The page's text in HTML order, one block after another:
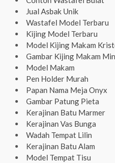
Jual Asbak Unik
Wastafel Model Terbaru
Kijing Model Terbaru
Model Kijing Makam
Gambar Kijing Makam
Model Makam
Pen Holder Murah
Papan Nama Meja Onyx
Gambar Patung Pieta
Kerajinan Batu Marmer
Kerajinan Vas Bunga
Wadah Tempat Lilin
Kerajinan Batu Alam
Model Tempat Tisu